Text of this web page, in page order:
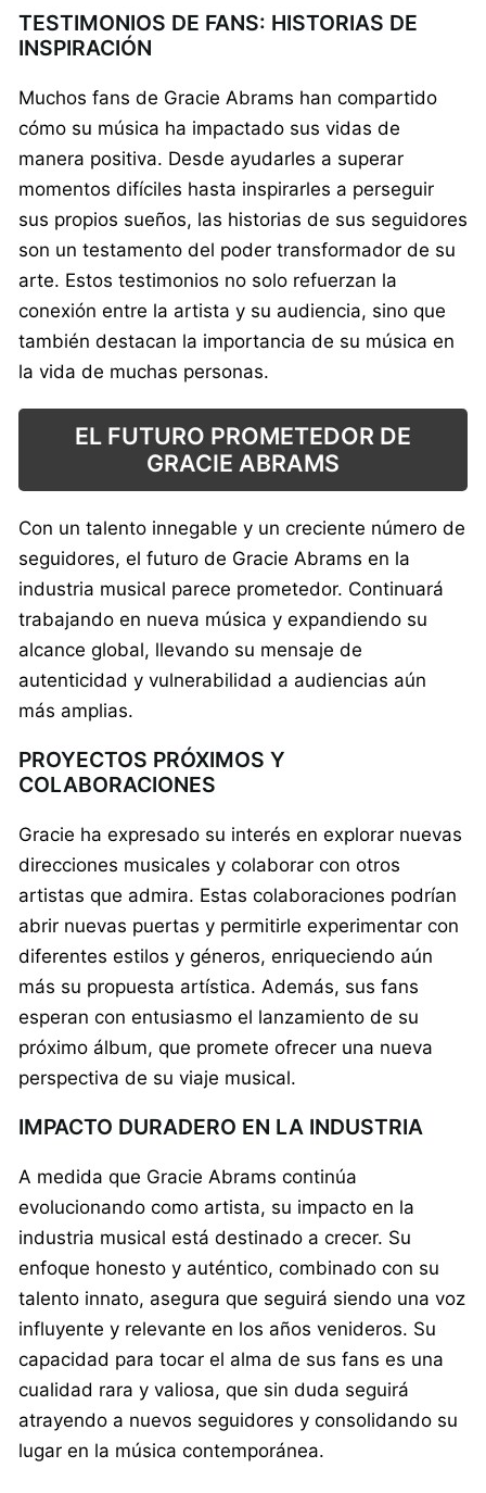
TESTIMONIOS DE FANS: HISTORIAS DE
INSPIRACIÓN
Muchos fans de Gracie Abrams han compartido
cómo su música ha impactado sus vidas de
manera positiva. Desde ayudarles a superar
momentos difíciles hasta inspirarles a perseguir
sus propios sueños, las historias de sus seguidores
son un testamento del poder transformador de su
arte. Estos testimonios no solo refuerzan la
conexión entre la artista y su audiencia, sino que
también destacan la importancia de su música en
la vida de muchas personas.
EL FUTURO PROMETEDOR DE
GRACIE ABRAMS
Con un talento innegable y un creciente número de
seguidores, el futuro de Gracie Abrams en la
industria musical parece prometedor. Continuará
trabajando en nueva música y expandiendo su
alcance global, llevando su mensaje de
autenticidad y vulnerabilidad a audiencias aún
más amplias.
PROYECTOS PRÓXIMOS Y
COLABORACIONES
Gracie ha expresado su interés en explorar nuevas
direcciones musicales y colaborar con otros
artistas que admira. Estas colaboraciones podrían
abrir nuevas puertas y permitirle experimentar con
diferentes estilos y géneros, enriqueciendo aún
más su propuesta artística. Además, sus fans
esperan con entusiasmo el lanzamiento de su
próximo álbum, que promete ofrecer una nueva
perspectiva de su viaje musical.
IMPACTO DURADERO EN LA INDUSTRIA
A medida que Gracie Abrams continúa
evolucionando como artista, su impacto en la
industria musical está destinado a crecer. Su
enfoque honesto y auténtico, combinado con su
talento innato, asegura que seguirá siendo una voz
influyente y relevante en los años venideros. Su
capacidad para tocar el alma de sus fans es una
cualidad rara y valiosa, que sin duda seguirá
atrayendo a nuevos seguidores y consolidando su
lugar en la música contemporánea.